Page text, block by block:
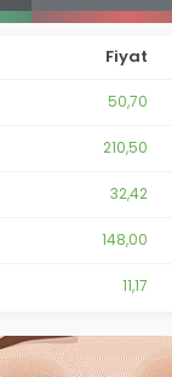
Fiyat
50,70
210,50
32,42
148,00
11,17